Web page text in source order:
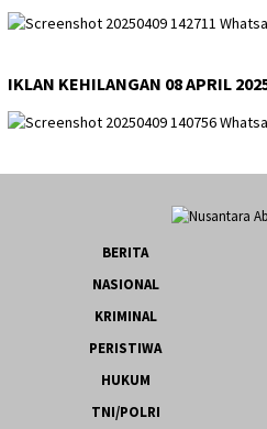
IKLAN KEHILANGAN 08 APRIL
BERITA
NASIONAL
KRIMINAL
PERISTIWA
HUKUM
TNI/POLRI